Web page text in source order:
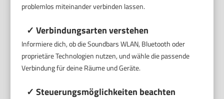
problemlos miteinander verbinden lassen.
✓ Verbindungsarten verstehen
Informiere dich, ob die Soundbars WLAN, Bluetooth oder
proprietäre Technologien nutzen, und wähle die passende
Verbindung für deine Räume und Geräte.
✓ Steuerungsmöglichkeiten beachten